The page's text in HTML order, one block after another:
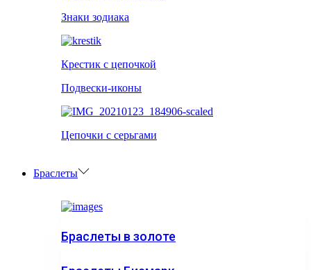
Знаки зодиака
Крестик с цепочкой
Подвески-иконы
Цепочки с серьгами
Браслеты
Браслеты в золоте